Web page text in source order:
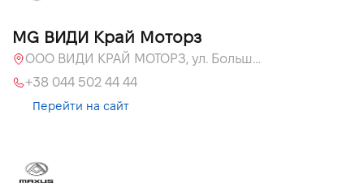
MG ВИДИ Край Моторз
ООО ВИДИ КРАЙ МОТОРЗ, ул. Большая Кольцевая, 60а
+38 044 502 44 44
Перейти на сайт